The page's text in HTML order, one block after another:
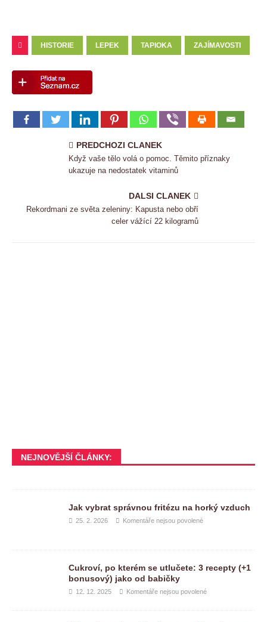
HISTORIE LEPEK TAPIOKA ZAJÍMAVOSTI
PREDCHOZI CLANEK
Když vaše tělo volá o pomoc. Těmito příznaky
ukazuje na nedostatek vitaminů
DALSI CLANEK
Rekordmani ze světa zeleniny: Kapusta nebo obří
celer vážící 22 kilogramů
NEJNOVĚJŠÍ ČLÁNKY:
Jak vybrat správnou fritézu na horký vzduch
25. 2. 2026 Komentáře nejsou povolené
Cukroví, po kterém se utlučete: 3 recepty (+1
bonusový) jako od babičky
12. 12. 2025 Komentáře nejsou povolené